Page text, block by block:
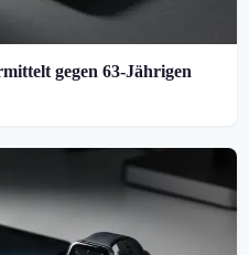
gegen 63-Jährigen